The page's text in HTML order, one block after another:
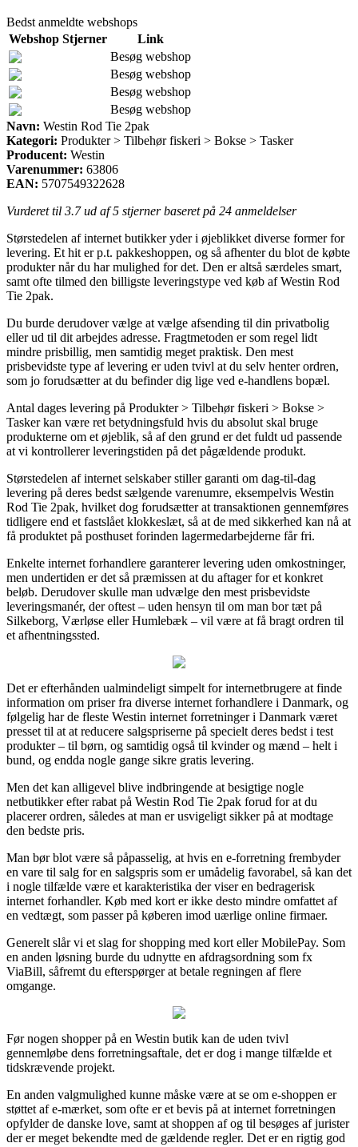
Bedst anmeldte webshops
Webshop Stjerner
Link
Besøg webshop
Besøg webshop
Besøg webshop
Besøg webshop
Navn: Westin Rod Tie 2pak
Kategori: Produkter > Tilbehør fiskeri > Bokse > Tasker
Producent: Westin
Varenummer: 63806
EAN: 5707549322628
Vurderet til 3.7ud af 5 stjerner baseret på 24 anmeldelser
Størstedelen af internet butikker yder i øjeblikket diverse former for
levering. Et hit er p.t. pakkeshoppen, og så afhenter du blot de købte
produkter når du har mulighed for det. Den er altså særdeles smart,
samt ofte tilmed den billigste leveringstype ved køb af Westin Rod
Tie 2pak.
Du burde derudover vælge at vælge afsending til din privatbolig
eller ud til dit arbejdes adresse. Fragtmetoden er som regel lidt
mindre prisbillig, men samtidig meget praktisk. Den mest
prisbevidste type af levering er uden tvivl at du selv henter ordren,
som jo forudsætter at du befinder dig lige ved e-handlens bopæl.
Antal dages levering på Produkter > Tilbehør fiskeri > Bokse >
Tasker kan være ret betydningsfuld hvis du absolut skal bruge
produkterne om et øjeblik, så af den grund er det fuldt ud passende
at vi kontrollerer leveringstiden på det pågældende produkt.
Størstedelen af internet selskaber stiller garanti om dag-til-dag
levering på deres bedst sælgende varenumre, eksempelvis Westin
Rod Tie 2pak, hvilket dog forudsætter at transaktionen gennemføres
tidligere end et fastslået klokkeslæt, så at de med sikkerhed kan nå at
få produktet på posthuset forinden lagermedarbejderne får fri.
Enkelte internet forhandlere garanterer levering uden omkostninger,
men undertiden er det så præmissen at du aftager for et konkret
beløb. Derudover skulle man udvælge den mest prisbevidste
leveringsmanér, der oftest – uden hensyn til om man bor tæt på
Silkeborg, Værløse eller Humlebæk – vil være at få bragt ordren til
et afhentningssted.
Det er efterhånden ualmindeligt simpelt for internetbrugere at finde
information om priser fra diverse internet forhandlere i Danmark, og
følgelig har de fleste Westin internet forretninger i Danmark været
presset til at at reducere salgspriserne på specielt deres bedst i test
produkter – til børn, og samtidig også til kvinder og mænd – helt i
bund, og endda nogle gange sikre gratis levering.
Men det kan alligevel blive indbringende at besigtige nogle
netbutikker efter rabat på Westin Rod Tie 2pak forud for at du
placerer ordren, således at man er usvigeligt sikker på at modtage
den bedste pris.
Man bør blot være så påpasselig, at hvis en e-forretning frembyder
en vare til salg for en salgspris som er umådelig favorabel, så kan det
i nogle tilfælde være et karakteristika der viser en bedragerisk
internet forhandler. Køb med kort er ikke desto mindre omfattet af
en vedtægt, som passer på køberen imod uærlige online firmaer.
Generelt slår vi et slag for shopping med kort eller MobilePay. Som
en anden løsning burde du udnytte en afdragsordning som fx
ViaBill, såfremt du efterspørger at betale regningen af flere
omgange.
Før nogen shopper på en Westin butik kan de uden tvivl
gennemløbe dens forretningsaftale, det er dog i mange tilfælde et
tidskrævende projekt.
En anden valgmulighed kunne måske være at se om e-shoppen er
støttet af e-mærket, som ofte er et bevis på at internet forretningen
opfylder de danske love, samt at shoppen af og til besøges af jurister
der er meget bekendte med de gældende regler. Det er en rigtig god